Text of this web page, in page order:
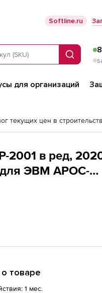
Softline.ru
Поиск
для организаций
текущих цен в
2001 в ред,
для ЭВМ АРОС-
2-е и
товаре
1 мес.